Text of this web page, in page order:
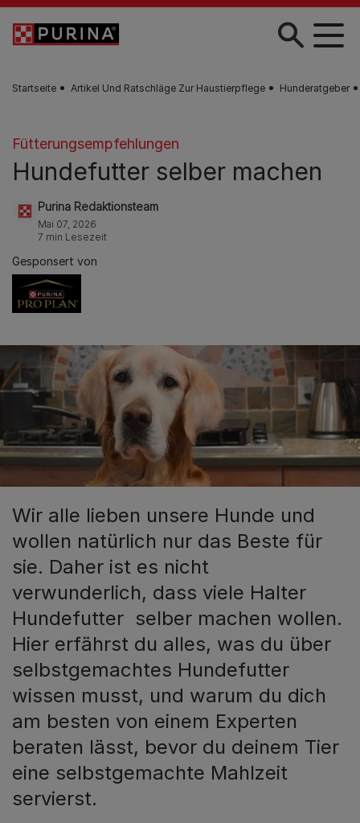
Zum Hauptinhalt springen
Startseite Artikel Und Ratschläge Zur Haustierpflege Hunderatgeber
Fütterungsempfehlungen
Hundefutter selber machen
Purina Redaktionsteam
Mai 07, 2026
7 min Lesezeit
Gesponsert von
Wir alle lieben unsere Hunde und
wollen natürlich nur das Beste für
sie. Daher ist es nicht
verwunderlich, dass viele Halter
Hundefutter selber machen wollen.
Hier erfährst du alles, was du über
selbstgemachtes Hundefutter
wissen musst, und warum du dich
am besten von einem Experten
beraten lässt, bevor du deinem Tier
eine selbstgemachte Mahlzeit
servierst.